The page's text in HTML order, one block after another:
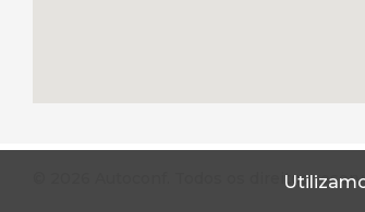
© 2026 Autoconf. Todos os direitos